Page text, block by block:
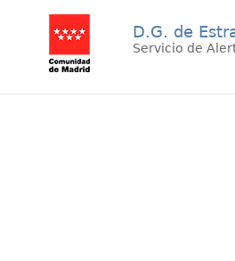
D.G. de
Servicio de